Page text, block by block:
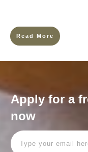
Read More
Apply for a
now